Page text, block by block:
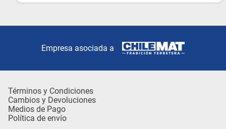
Empresa asociada a
Términos y Condiciones
Cambios y Devoluciones
Medios de Pago
Política de envío